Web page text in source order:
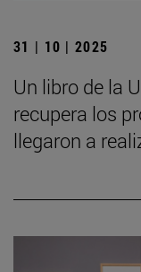
31 | 10 | 2025
Un libro de la
recupera los
llegaron a